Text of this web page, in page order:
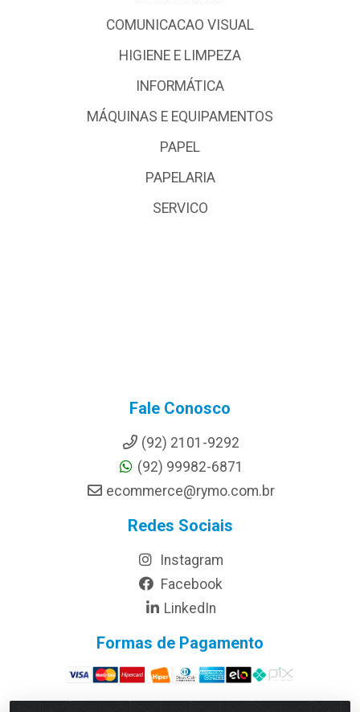
COMUNICACAO VISUAL
HIGIENE E LIMPEZA
INFORMÁTICA
MÁQUINAS E EQUIPAMENTOS
PAPEL
PAPELARIA
SERVICO
Fale Conosco
(92) 2101-9292
(92) 99982-6871
ecommerce@rymo.com.br
Redes Sociais
Instagram
Facebook
LinkedIn
Formas de Pagamento